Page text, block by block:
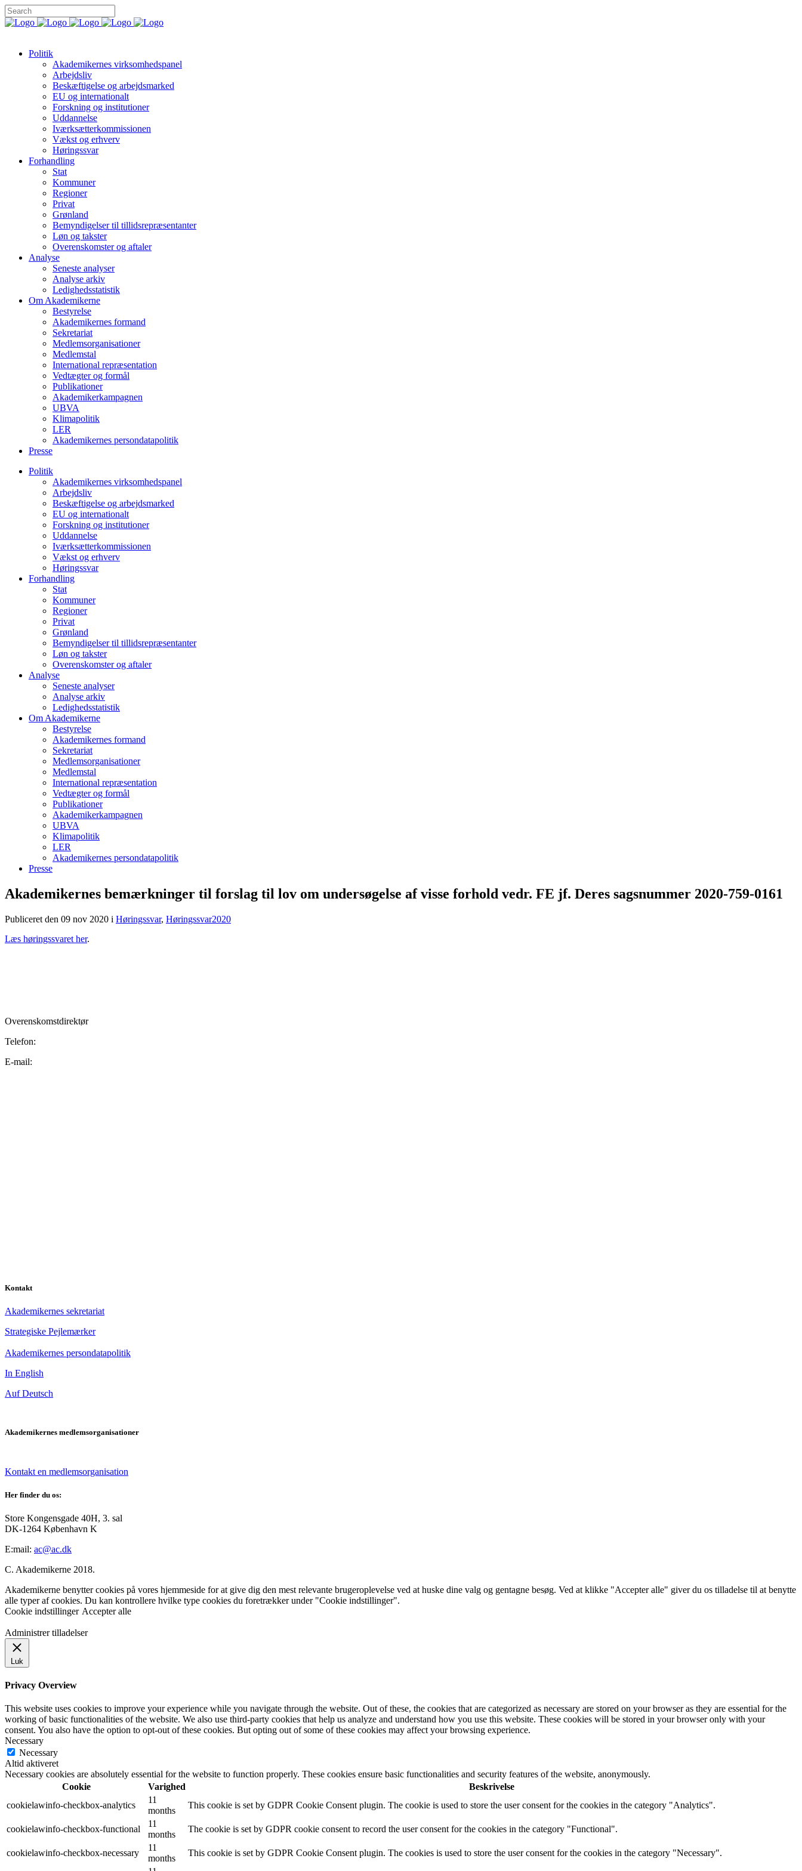
Politik
Akademikernes virksomhedspanel
Arbejdsliv
Beskæftigelse og arbejdsmarked
EU og internationalt
Forskning og institutioner
Uddannelse
Iværksætterkommissionen
Vækst og erhverv
Høringssvar
Forhandling
Stat
Kommuner
Regioner
Privat
Grønland
Bemyndigelser til tillidsrepræsentanter
Løn og takster
Overenskomster og aftaler
Analyse
Seneste analyser
Analyse arkiv
Ledighedsstatistik
Om Akademikerne
Bestyrelse
Akademikernes formand
Sekretariat
Medlemsorganisationer
Medlemstal
International repræsentation
Vedtægter og formål
Publikationer
Akademikerkampagnen
UBVA
Klimapolitik
LER
Akademikernes persondatapolitik
Presse
Politik
Akademikernes virksomhedspanel
Arbejdsliv
Beskæftigelse og arbejdsmarked
EU og internationalt
Forskning og institutioner
Uddannelse
Iværksætterkommissionen
Vækst og erhverv
Høringssvar
Forhandling
Stat
Kommuner
Regioner
Privat
Grønland
Bemyndigelser til tillidsrepræsentanter
Løn og takster
Overenskomster og aftaler
Analyse
Seneste analyser
Analyse arkiv
Ledighedsstatistik
Om Akademikerne
Bestyrelse
Akademikernes formand
Sekretariat
Medlemsorganisationer
Medlemstal
International repræsentation
Vedtægter og formål
Publikationer
Akademikerkampagnen
UBVA
Klimapolitik
LER
Akademikernes persondatapolitik
Presse
Akademikernes bemærkninger til forslag til lov om undersøgelse af visse forhold vedr. FE jf. Deres sagsnummer 2020-759-0161
Publiceret den 09 nov 2020 i Høringssvar, Høringssvar2020
Læs høringssvaret her.
Overenskomstdirektør
Telefon:
E-mail:
Kontakt
Akademikernes sekretariat
Strategiske Pejlemærker
Akademikernes persondatapolitik
In English
Auf Deutsch
Akademikernes medlemsorganisationer
Kontakt en medlemsorganisation
Her finder du os:
Store Kongensgade 40H, 3. sal
DK-1264 København K
E:mail: ac@ac.dk
C. Akademikerne 2018.
Akademikerne benytter cookies på vores hjemmeside for at give dig den mest relevante brugeroplevelse ved at huske dine valg og gentagne besøg. Ved at klikke "Accepter alle" giver du os tilladelse til at benytte
alle typer af cookies. Du kan kontrollere hvilke type cookies du foretrækker under "Cookie indstillinger".
Cookie indstillinger Accepter alle
Administrer tilladelser
Luk
Privacy Overview
This website uses cookies to improve your experience while you navigate through the website. Out of these, the cookies that are categorized as necessary are stored on your browser as they are essential for the
working of basic functionalities of the website. We also use third-party cookies that help us analyze and understand how you use this website. These cookies will be stored in your browser only with your
consent. You also have the option to opt-out of these cookies. But opting out of some of these cookies may affect your browsing experience.
Necessary
Necessary
Altid aktiveret
Necessary cookies are absolutely essential for the website to function properly. These cookies ensure basic functionalities and security features of the website, anonymously.
Cookie
Varighed
Beskrivelse
cookielawinfo-checkbox-analytics
11
months
This cookie is set by GDPR Cookie Consent plugin. The cookie is used to store the user consent for the cookies in the category "Analytics".
cookielawinfo-checkbox-functional
11
months
The cookie is set by GDPR cookie consent to record the user consent for the cookies in the category "Functional".
cookielawinfo-checkbox-necessary
11
months
This cookie is set by GDPR Cookie Consent plugin. The cookies is used to store the user consent for the cookies in the category "Necessary".